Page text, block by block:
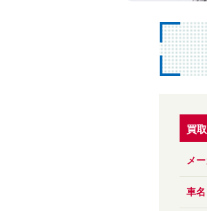
買
メ
車名